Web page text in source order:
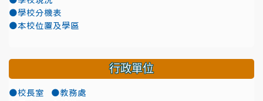
●學校分機表
●本校位置及學區
行政單位
●校長室
●教務處